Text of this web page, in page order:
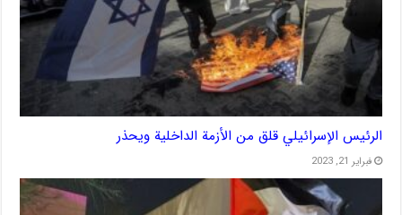
الرئيس الإسرائيلي قلق من الأزمة الداخلية ويحذر
فبراير 21, 2023